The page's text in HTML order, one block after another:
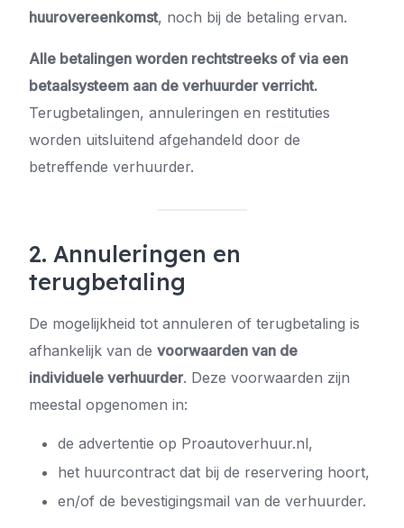
huurovereenkomst, noch bij de betaling ervan.
Alle betalingen worden rechtstreeks of via een
betaalsysteem aan de verhuurder verricht.
Terugbetalingen, annuleringen en restituties
worden uitsluitend afgehandeld door de
betreffende verhuurder.
2. Annuleringen en
terugbetaling
De mogelijkheid tot annuleren of terugbetaling is
afhankelijk van de voorwaarden van de
individuele verhuurder. Deze voorwaarden zijn
meestal opgenomen in:
de advertentie op Proautoverhuur.nl,
het huurcontract dat bij de reservering hoort,
en/of de bevestigingsmail van de verhuurder.